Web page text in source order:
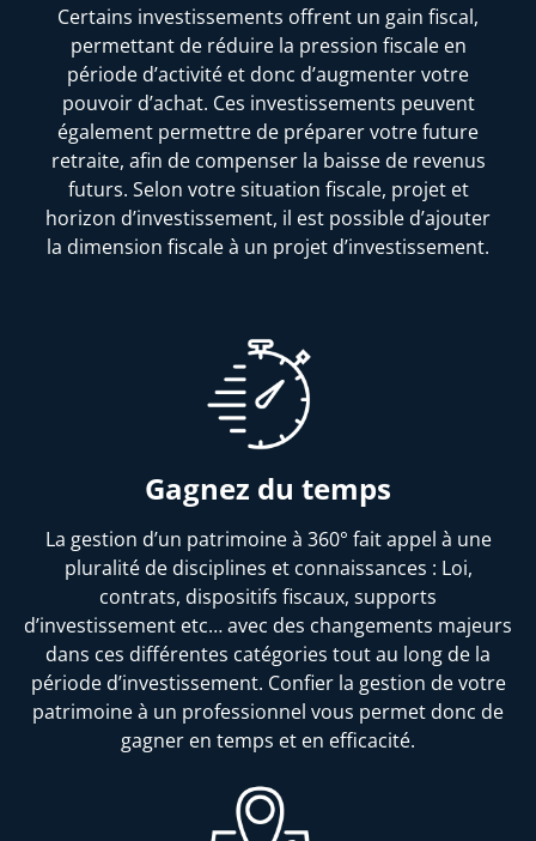
Certains investissements offrent un gain fiscal,
permettant de réduire la pression fiscale en
période d’activité et donc d’augmenter votre
pouvoir d’achat. Ces investissements peuvent
également permettre de préparer votre future
retraite, afin de compenser la baisse de revenus
futurs. Selon votre situation fiscale, projet et
horizon d’investissement, il est possible d’ajouter
la dimension fiscale à un projet d’investissement.
Gagnez du temps
La gestion d’un patrimoine à 360° fait appel à une
pluralité de disciplines et connaissances : Loi,
contrats, dispositifs fiscaux, supports
d’investissement etc… avec des changements majeurs
dans ces différentes catégories tout au long de la
période d’investissement. Confier la gestion de votre
patrimoine à un professionnel vous permet donc de
gagner en temps et en efficacité.